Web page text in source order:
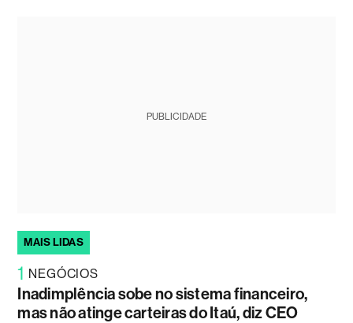
PUBLICIDADE
MAIS LIDAS
1 NEGÓCIOS
Inadimplência sobe no sistema financeiro,
mas não atinge carteiras do Itaú, diz CEO